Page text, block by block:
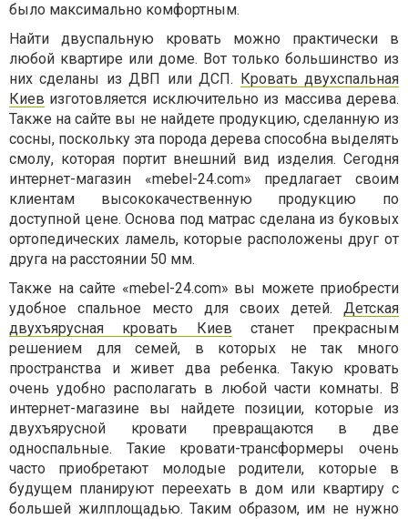
было максимально комфортным.
Найти двуспальную кровать можно практически в
любой квартире или доме. Вот только большинство из
них сделаны из ДВП или ДСП. Кровать двухспальная
Киев изготовляется исключительно из массива дерева.
Также на сайте вы не найдете продукцию, сделанную из
сосны, поскольку эта порода дерева способна выделять
смолу, которая портит внешний вид изделия. Сегодня
интернет-магазин «mebel-24.com» предлагает своим
клиентам высококачественную продукцию по
доступной цене. Основа под матрас сделана из буковых
ортопедических ламель, которые расположены друг от
друга на расстоянии 50 мм.
Также на сайте «mebel-24.com» вы можете приобрести
удобное спальное место для своих детей. Детская
двухъярусная кровать Киев станет прекрасным
решением для семей, в которых не так много
пространства и живет два ребенка. Такую кровать
очень удобно располагать в любой части комнаты. В
интернет-магазине вы найдете позиции, которые из
двухъярусной кровати превращаются в две
односпальные. Такие кровати-трансформеры очень
часто приобретают молодые родители, которые в
будущем планируют переехать в дом или квартиру с
большей жилплощадью. Таким образом, им не нужно